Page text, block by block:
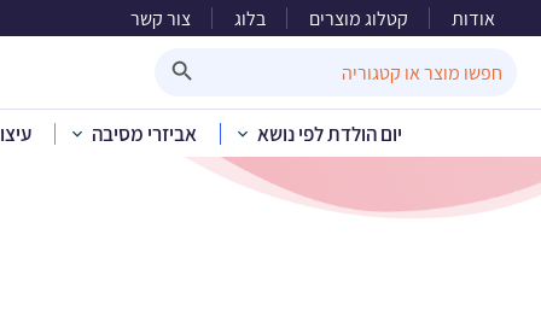
אודות קטלוג מוצרים בלוג צור קשר
for:
יום הולדת לפי נושא אביזרי מסיבה
בית»קטלוג